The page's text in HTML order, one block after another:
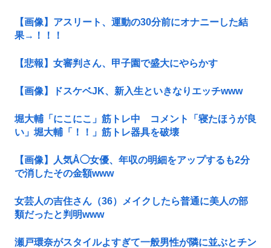
【画像】アスリート、運動の30分前にオナニーした結
果→！！！
【悲報】女審判さん、甲子園で盛大にやらかす
【画像】ドスケベJK、新入生といきなりエッチwww
堀大輔「にこにこ」筋トレ中 コメント「寝たほうが良
い」堀大輔「！！」筋トレ器具を破壊
【画像】人気Å◯女優、年収の明細をアップするも2分
で消したその金額www
女芸人の吉住さん（36）メイクしたら普通に美人の部
類だったと判明www
瀬戸環奈がスタイルよすぎて一般男性が隣に並ぶとチン